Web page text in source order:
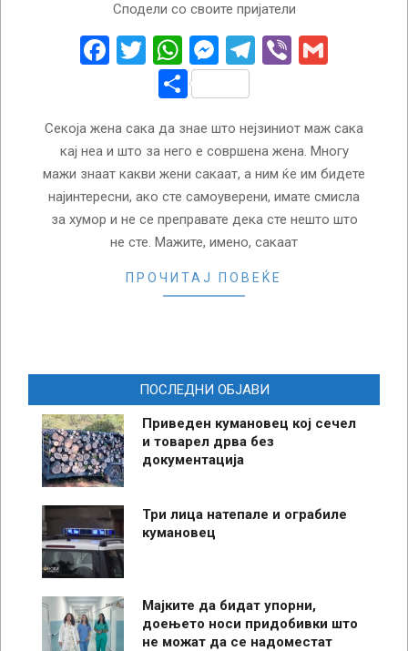
Сподели со своите пријатели
Facebook
Twitter
WhatsApp
Messenger
Telegram
Viber
Share
Секоја жена сака да знае што нејзиниот маж сака
кај неа и што за него е совршена жена. Многу
мажи знаат какви жени сакаат, а ним ќе им бидете
најинтересни, ако сте самоуверени, имате смисла
за хумор и не се преправате дека сте нешто што
не сте. Мажите, имено, сакаат
ПРОЧИТАЈ ПОВЕЌЕ
ПОСЛЕДНИ ОБЈАВИ
Приведен кумановец кој сечел
и товарел дрва без
документација
Три лица натепале и ограбиле
кумановец
Мајките да бидат упорни,
доењето носи придобивки што
не можат да се надоместат